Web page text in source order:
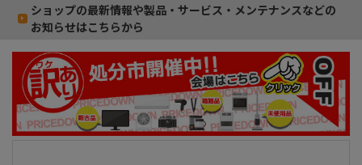
ショップの最新情報や製品・サービス・メンテナンスなどの
お知らせはこちらから